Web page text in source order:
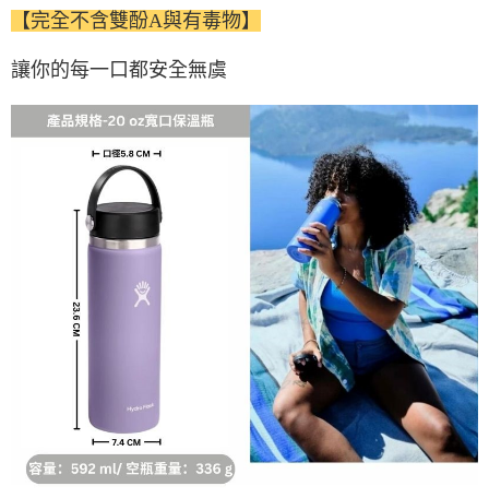
【完全不含雙酚A與有毒物】
讓你的每一口都安全無虞